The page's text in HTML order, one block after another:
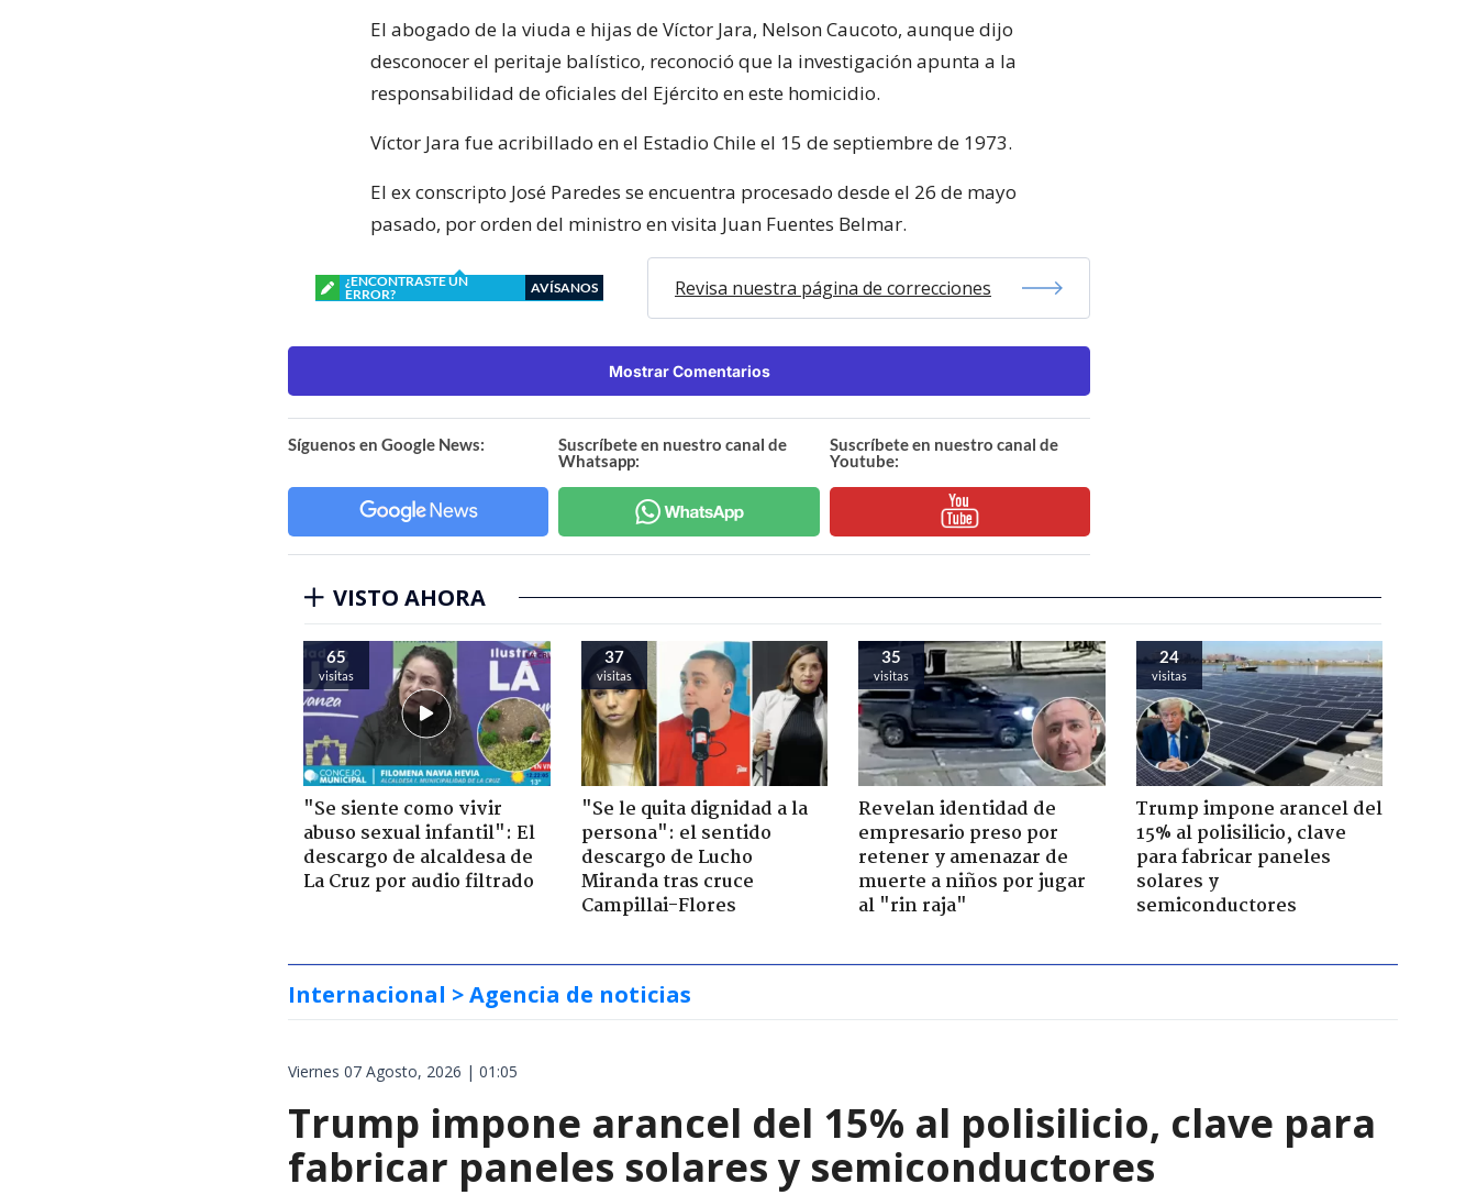
El abogado de la viuda e hijas de Víctor Jara, Nelson Caucoto, aunque dijo
desconocer el peritaje balístico, reconoció que la investigación apunta a la
responsabilidad de oficiales del Ejército en este homicidio.
Víctor Jara fue acribillado en el Estadio Chile el 15 de septiembre de 1973.
El ex conscripto José Paredes se encuentra procesado desde el 26 de mayo
pasado, por orden del ministro en visita Juan Fuentes Belmar.
¿ENCONTRASTE UN
ERROR?
AVÍSANOS Revisa nuestra página de correcciones
Mostrar Comentarios
Síguenos en Google News:
Suscríbete en nuestro canal de
Whatsapp:
Suscríbete en nuestro canal de
Youtube:
VISTO AHORA
65
visitas
"Se siente como vivir
abuso sexual infantil": El
descargo de alcaldesa de
La Cruz por audio filtrado
37
visitas
"Se le quita dignidad a la
persona": el sentido
descargo de Lucho
Miranda tras cruce
Campillai-Flores
35
visitas
Revelan identidad de
empresario preso por
retener y amenazar de
muerte a niños por jugar
al "rin raja"
24
visitas
Trump impone arancel del
15% al polisilicio, clave
para fabricar paneles
solares y
semiconductores
Internacional > Agencia de noticias
Viernes 07 Agosto, 2026 | 01:05
Trump impone arancel del 15% al polisilicio, clave para
fabricar paneles solares y semiconductores